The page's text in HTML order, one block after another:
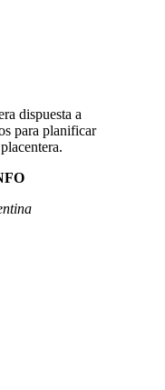
dispuesta a
para planificar